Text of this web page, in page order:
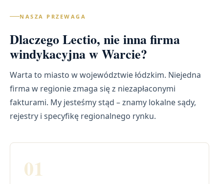
NASZA PRZEWAGA
Dlaczego Lectio, nie inna firma
windykacyjna w Warcie?
Warta to miasto w województwie łódzkim. Niejedna
firma w regionie zmaga się z niezapłaconymi
fakturami. My jesteśmy stąd – znamy lokalne sądy,
rejestry i specyfikę regionalnego rynku.
01